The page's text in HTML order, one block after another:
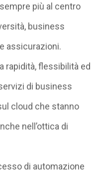
più al centro
business
assicurazioni.
rapidità, flessibilità ed
di business
cloud che stanno
nell’ottica di
di automazione